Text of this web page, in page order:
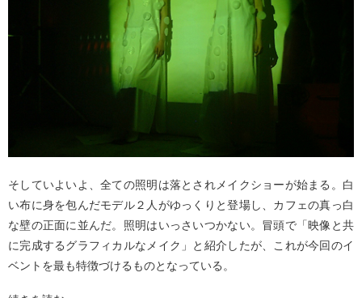
そしていよいよ、全ての照明は落とされメイクショーが始まる。白
い布に身を包んだモデル２人がゆっくりと登場し、カフェの真っ白
な壁の正面に並んだ。照明はいっさいつかない。冒頭で「映像と共
に完成するグラフィカルなメイク」と紹介したが、これが今回のイ
ベントを最も特徴づけるものとなっている。